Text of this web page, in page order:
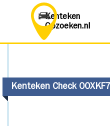
Kenteken
Opzoeken.nl
Kenteken Check 00XKF7